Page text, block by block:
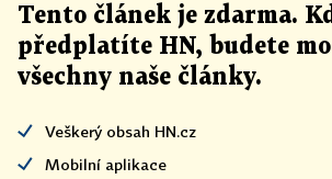
Tento článek je zdarma.
předplatíte HN, budete
všechny naše články.
Veškerý obsah HN.cz
Mobilní aplikace